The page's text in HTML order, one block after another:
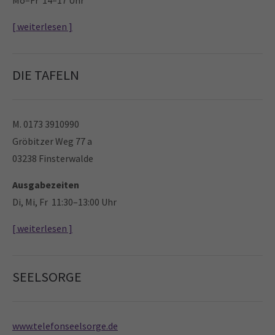
[ weiterlesen ]
DIE TAFELN
M. 0173 3910990
Gröbitzer Weg 77 a
03238 Finsterwalde
Ausgabezeiten
Di, Mi, Fr 11:30–13:00 Uhr
[ weiterlesen ]
SEELSORGE
www.telefonseelsorge.de